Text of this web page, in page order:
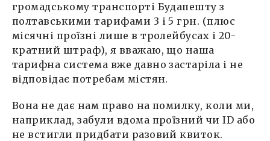
громадському транспорті Будапешту з
полтавськими тарифами 3 і 5 грн. (плюс
місячні проїзні лише в тролейбусах і 20-
кратний штраф), я вважаю, що наша
тарифна система вже давно застаріла і не
відповідає потребам містян.
Вона не дає нам право на помилку, коли ми,
наприклад, забули вдома проїзний чи ID або
не встигли придбати разовий квиток.